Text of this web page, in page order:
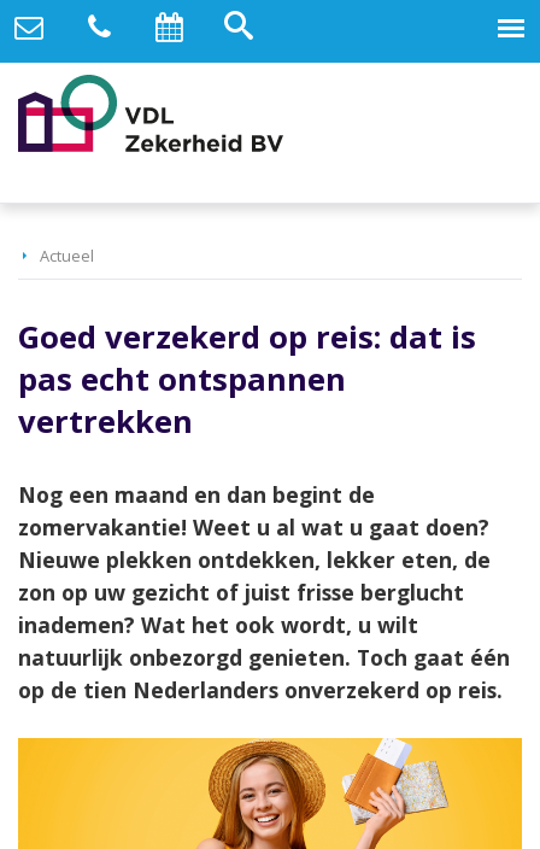
Actueel
Goed verzekerd op reis: dat is
pas echt ontspannen
vertrekken
Nog een maand en dan begint de
zomervakantie! Weet u al wat u gaat doen?
Nieuwe plekken ontdekken, lekker eten, de
zon op uw gezicht of juist frisse berglucht
inademen? Wat het ook wordt, u wilt
natuurlijk onbezorgd genieten. Toch gaat één
op de tien Nederlanders onverzekerd op reis.